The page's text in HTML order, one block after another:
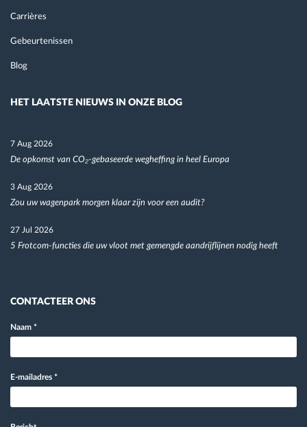
Carrières
Gebeurtenissen
Blog
HET LAATSTE NIEUWS IN ONZE BLOG
7 Aug 2026
De opkomst van CO₂-gebaseerde wegheffing in heel Europa
3 Aug 2026
Zou uw wagenpark morgen klaar zijn voor een audit?
27 Jul 2026
5 Frotcom-functies die uw vloot met gemengde aandrijflijnen nodig heeft
CONTACTEER ONS
Naam *
E-mailadres *